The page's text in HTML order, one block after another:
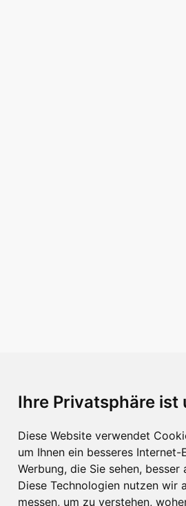
Ihre Privatsphäre ist
Diese Website verwendet
um Ihnen ein besseres
Werbung, die Sie sehen,
Diese Technologien nutzen wir
messen, um zu verstehen,